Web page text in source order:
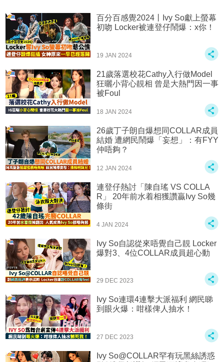
百分百感覺2024丨Ivy So獻上螢幕
初吻 Locker被連登仔鬧爆：x你！
19 JAN 2024
21歲落選校花Cathy入行做Model
狂曬小背心靚相 曾是大熱門因一事
被Foul
18 JAN 2024
26歲丁子朗自爆想同COLLAR成員
結婚 遭網民鬧爆「妄想」：有FYY
仲唔夠？
12 JAN 2024
連登仔熱討「陳自瑤 VS COLLA
R」 20年前水着相獲讚贏Ivy So幾
條街
4 JAN 2024
Ivy So自認從來唔覺自己靚 Locker
爆對3、4位COLLAR成員超心動
29 DEC 2023
Ivy So連環4連擊大派福利 網民睇
到眼火爆：咁樣俾人抽水！
27 DEC 2023
Ivy So@COLLAR罕有玩黑絲誘惑